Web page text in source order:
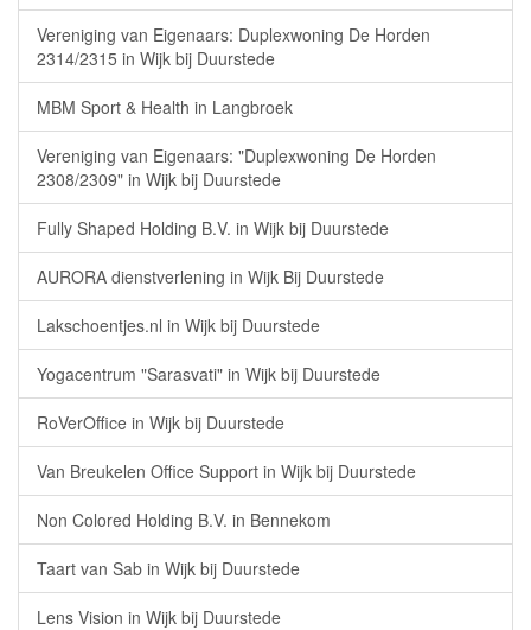
Vereniging van Eigenaars: Duplexwoning De Horden
2314/2315 in Wijk bij Duurstede
MBM Sport & Health in Langbroek
Vereniging van Eigenaars: "Duplexwoning De Horden
2308/2309" in Wijk bij Duurstede
Fully Shaped Holding B.V. in Wijk bij Duurstede
AURORA dienstverlening in Wijk Bij Duurstede
Lakschoentjes.nl in Wijk bij Duurstede
Yogacentrum "Sarasvati" in Wijk bij Duurstede
RoVerOffice in Wijk bij Duurstede
Van Breukelen Office Support in Wijk bij Duurstede
Non Colored Holding B.V. in Bennekom
Taart van Sab in Wijk bij Duurstede
Lens Vision in Wijk bij Duurstede